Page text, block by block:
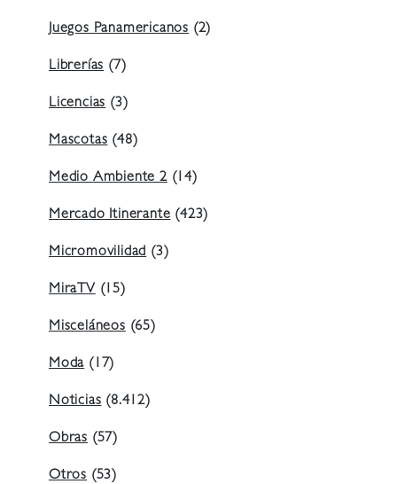
Juegos Panamericanos (2)
Librerías (7)
Licencias (3)
Mascotas (48)
Medio Ambiente 2(14)
Mercado Itinerante (423)
Micromovilidad (3)
MiraTV (15)
Misceláneos (65)
Moda (17)
Noticias (8.412)
Obras (57)
Otros (53)